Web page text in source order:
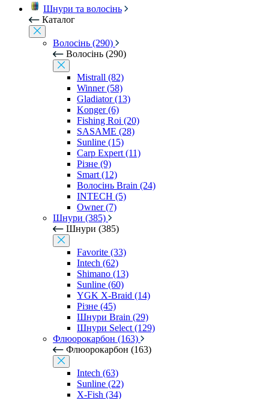
Шнури та волосінь
Каталог
Волосінь (290)
Волосінь (290)
Mistrall (82)
Winner (58)
Gladiator (13)
Konger (6)
Fishing Roi (20)
SASAME (28)
Sunline (15)
Carp Expert (11)
Різне (9)
Smart (12)
Волосінь Brain (24)
INTECH (5)
Owner (7)
Шнури (385)
Шнури (385)
Favorite (33)
Intech (62)
Shimano (13)
Sunline (60)
YGK X-Braid (14)
Різне (45)
Шнури Brain (29)
Шнури Select (129)
Флюорокарбон (163)
Флюорокарбон (163)
Intech (63)
Sunline (22)
X-Fish (34)